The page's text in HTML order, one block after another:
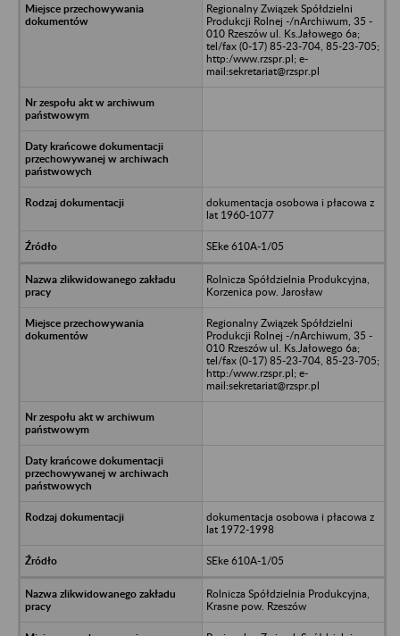
Regionalny Związek Spółdzielni
Produkcji Rolnej -/nArchiwum, 35 -
010 Rzeszów ul. Ks.Jałowego 6a;
tel/fax (0-17) 85-23-704, 85-23-705;
http:/www.rzspr.pl; e-
mail:sekretariat@rzspr.pl
dokumentacja osobowa i płacowa z
lat 1960-1077
SEke 610A-1/05
Rolnicza Spółdzielnia Produkcyjna,
Korzenica pow. Jarosław
Regionalny Związek Spółdzielni
Produkcji Rolnej -/nArchiwum, 35 -
010 Rzeszów ul. Ks.Jałowego 6a;
tel/fax (0-17) 85-23-704, 85-23-705;
http:/www.rzspr.pl; e-
mail:sekretariat@rzspr.pl
dokumentacja osobowa i płacowa z
lat 1972-1998
SEke 610A-1/05
Rolnicza Spółdzielnia Produkcyjna,
Krasne pow. Rzeszów